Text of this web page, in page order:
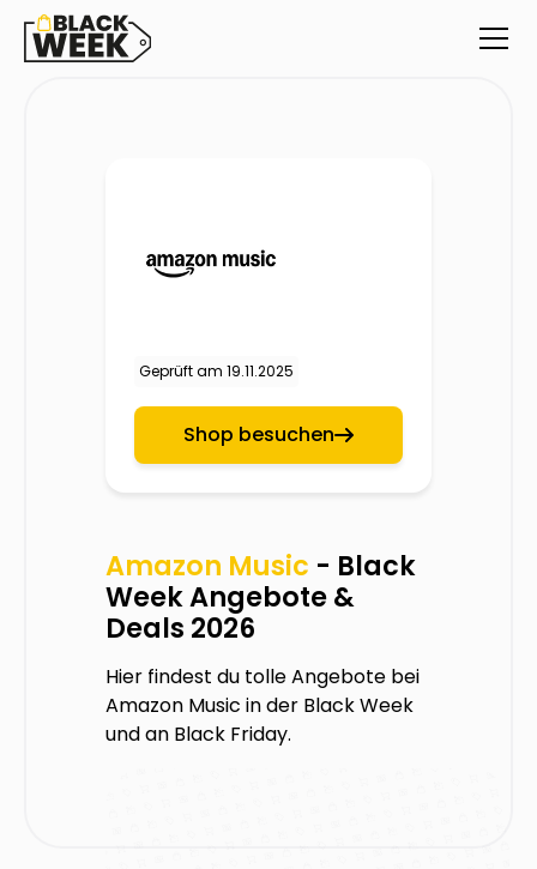
Amazon Music - Black
Week Angebote &
Deals 2026
Hier findest du tolle Angebote bei
Amazon Music in der Black Week
und an Black Friday.
Geprüft am 19.11.2025
Shop besuchen